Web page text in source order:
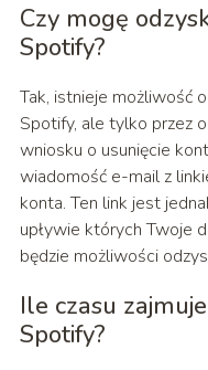
Czy mogę
Spotify?
Tak, istnieje możliwość
Spotify, ale tylko przez
wniosku o usunięcie
wiadomość e-mail z
konta. Ten link jest
upływie których Twoje
będzie możliwości
Ile czasu
Spotify?